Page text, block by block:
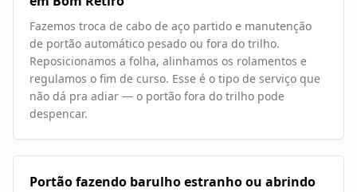
Fazemos troca de cabo de aço partido e manutenção
de portão automático pesado ou fora do trilho.
Reposicionamos a folha, alinhamos os rolamentos e
regulamos o fim de curso. Esse é o tipo de serviço que
não dá pra adiar — o portão fora do trilho pode
despencar.
Portão fazendo barulho estranho ou abrindo